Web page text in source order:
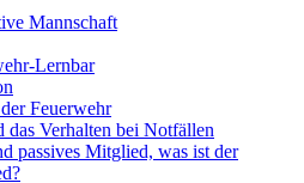
Mannschaft
Lernbar
Feuerwehr
das Verhalten bei Notfällen
passives Mitglied, was ist der